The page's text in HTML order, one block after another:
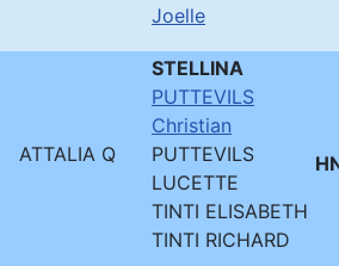
Joelle
ATTALIA Q
STELLINA
PUTTEVILS
Christian
PUTTEVILS
LUCETTE
TINTI ELISABETH
TINTI RICHARD